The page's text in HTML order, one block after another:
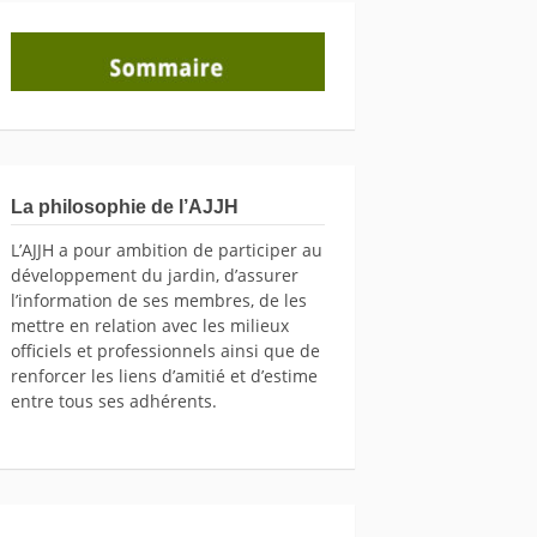
La philosophie de l’AJJH
L’AJJH a pour ambition de participer au
développement du jardin, d’assurer
l’information de ses membres, de les
mettre en relation avec les milieux
officiels et professionnels ainsi que de
renforcer les liens d’amitié et d’estime
entre tous ses adhérents.